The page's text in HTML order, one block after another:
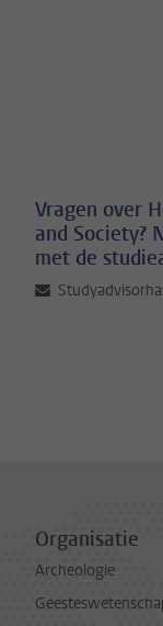
Vragen over
and Society?
met de
Organisatie
Archeologie